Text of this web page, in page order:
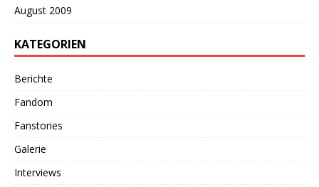
August 2009
KATEGORIEN
Berichte
Fandom
Fanstories
Galerie
Interviews